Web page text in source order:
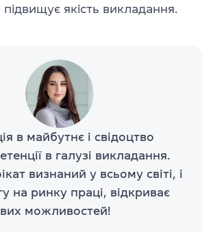
якість викладання.
в майбутнє і свідоцтво
в галузі викладання.
визнаний у всьому світі, і
на ринку праці, відкриває
можливостей!